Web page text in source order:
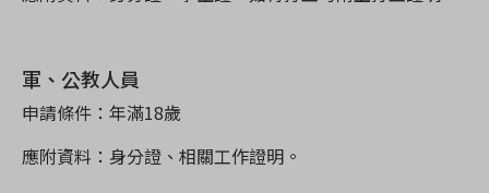
軍、公教人員
申請條件：年滿18歲
應附資料：身分證、相關工作證明。